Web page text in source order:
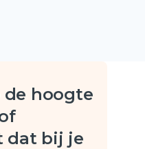
de hoogte
dat bij je